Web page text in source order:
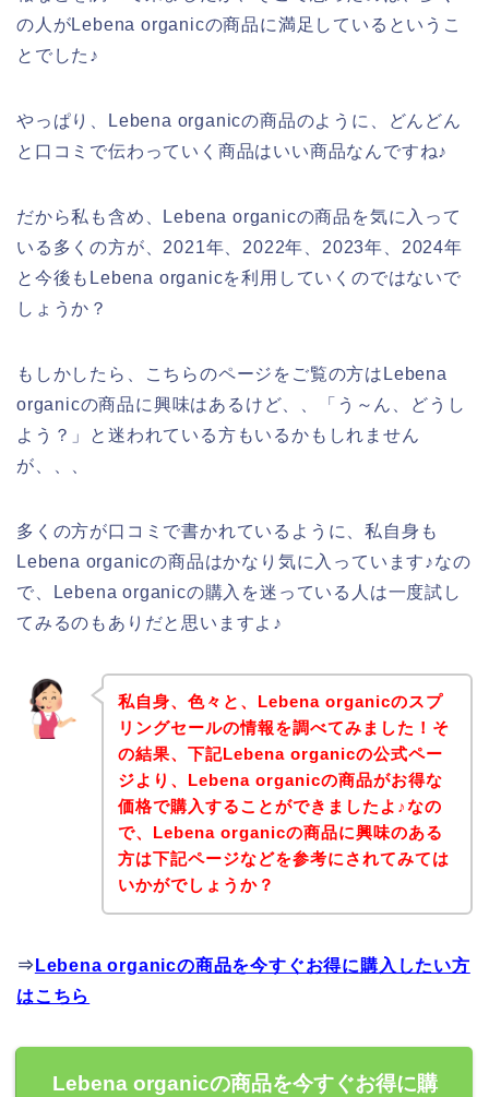
の人がLebena organicの商品に満足しているというこ
とでした♪
やっぱり、Lebena organicの商品のように、どんどん
と口コミで伝わっていく商品はいい商品なんですね♪
だから私も含め、Lebena organicの商品を気に入って
いる多くの方が、2021年、2022年、2023年、2024年
と今後もLebena organicを利用していくのではないで
しょうか？
もしかしたら、こちらのページをご覧の方はLebena
organicの商品に興味はあるけど、、「う～ん、どうし
よう？」と迷われている方もいるかもしれません
が、、、
多くの方が口コミで書かれているように、私自身も
Lebena organicの商品はかなり気に入っています♪なの
で、Lebena organicの購入を迷っている人は一度試し
てみるのもありだと思いますよ♪
私自身、色々と、Lebena organicのスプ
リングセールの情報を調べてみました！そ
の結果、下記Lebena organicの公式ペー
ジより、Lebena organicの商品がお得な
価格で購入することができましたよ♪なの
で、Lebena organicの商品に興味のある
方は下記ページなどを参考にされてみては
いかがでしょうか？
⇒ Lebena organicの商品を今すぐお得に購入したい方
はこちら
Lebena organicの商品を今すぐお得に購